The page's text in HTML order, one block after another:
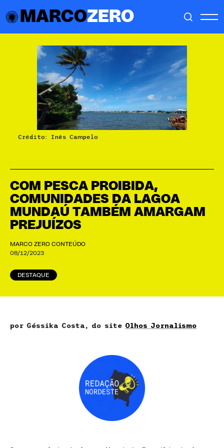
MARCOZERO
COM PESCA PROIBIDA,
COMUNIDADES DA LAGOA
MUNDAÚ TAMBÉM AMARGAM
PREJUÍZOS
MARCO ZERO CONTEÚDO
08/12/2023
DESTAQUE
Crédito: Inês Campelo
por Géssika Costa, do site Olhos Jornalismo